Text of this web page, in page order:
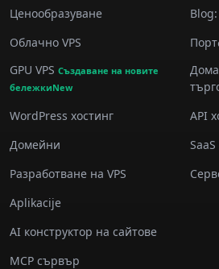
Ценообразуване
Облачно VPS
GPU VPS Създаване на новите
бележкиNew
WordPress хостинг
Домейни
Разработване на VPS
Aplikacije
AI конструктор на сайтове
MCP сървър
API